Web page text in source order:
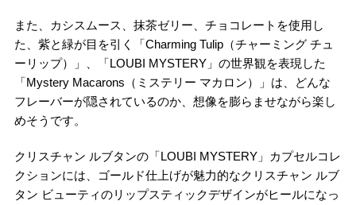
また、カシスムース、抹茶ゼリー、チョコレートを使用し
た、紫と緑が目を引く「Charming Tulip（チャーミング チュ
ーリップ）」、「LOUBI MYSTERY」の世界観を表現した
「Mystery Macarons（ミステリー マカロン）」は、どんな
フレーバーが隠されているのか、想像を膨らませながら楽し
めそうです。
クリスチャン ルブタンの「LOUBI MYSTERY」カプセルコレ
クションには、ゴールド仕上げが魅力的なクリスチャン ルブ
タン ビューティのリップスティックデザインがヒールになっ